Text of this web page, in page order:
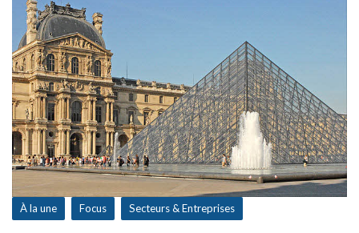
À la une Focus Secteurs & Entreprises